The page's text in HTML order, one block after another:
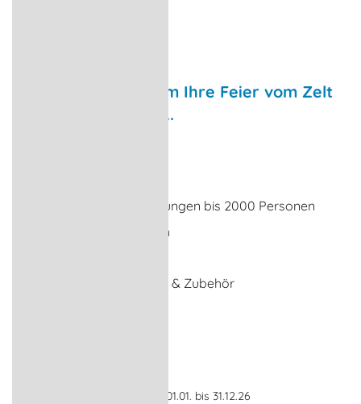
Wir kümmern uns um Ihre Feier vom Zelt
bis zur Versorgung...
Events oder Veranstaltungen bis 2000 Personen
Zelt- und Pavillonverleih
Verleih von Ausstattung & Zubehör
Gültigkeit: 01.01. bis 31.12.26